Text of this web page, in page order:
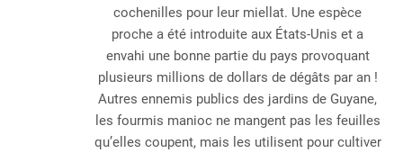
cochenilles pour leur miellat. Une espèce
proche a été introduite aux États-Unis et a
envahi une bonne partie du pays provoquant
plusieurs millions de dollars de dégâts par an !
Autres ennemis publics des jardins de Guyane,
les fourmis manioc ne mangent pas les feuilles
qu’elles coupent, mais les utilisent pour cultiver